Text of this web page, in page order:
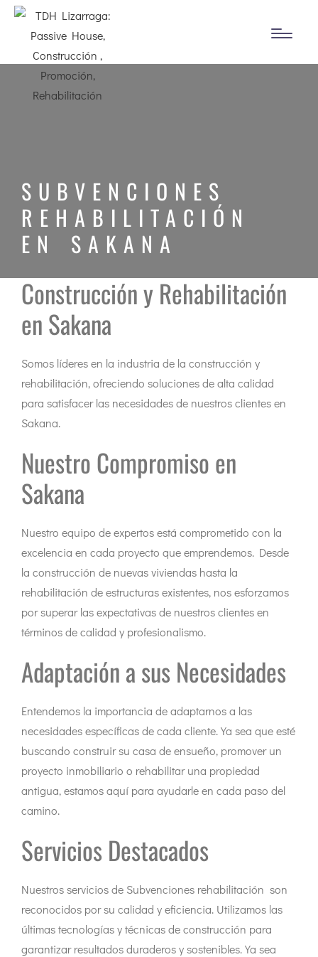
SUBVENCIONES
REHABILITACIÓN
EN SAKANA
Construcción y Rehabilitación
en Sakana
Somos líderes en la industria de la construcción y
rehabilitación, ofreciendo soluciones de alta calidad
para satisfacer las necesidades de nuestros clientes en
Sakana.
Nuestro Compromiso en
Sakana
Nuestro equipo de expertos está comprometido con la
excelencia en cada proyecto que emprendemos. Desde
la construcción de nuevas viviendas hasta la
rehabilitación de estructuras existentes, nos esforzamos
por superar las expectativas de nuestros clientes en
términos de calidad y profesionalismo.
Adaptación a sus Necesidades
Entendemos la importancia de adaptarnos a las
necesidades específicas de cada cliente. Ya sea que esté
buscando construir su casa de ensueño, promover un
proyecto inmobiliario o rehabilitar una propiedad
antigua, estamos aquí para ayudarle en cada paso del
camino.
Servicios Destacados
Nuestros servicios de Subvenciones rehabilitación son
reconocidos por su calidad y eficiencia. Utilizamos las
últimas tecnologías y técnicas de construcción para
garantizar resultados duraderos y sostenibles. Ya sea